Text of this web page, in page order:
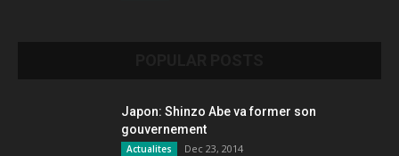
Japon: Shinzo Abe va former son
gouvernement
Actualites Dec 23, 2014